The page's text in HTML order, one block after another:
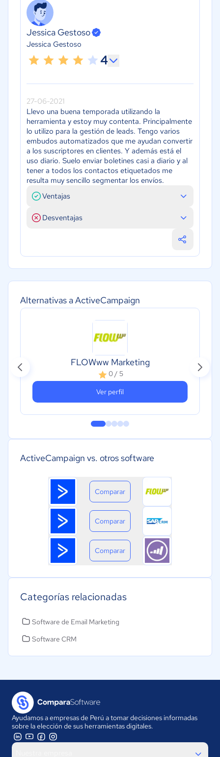
Alternativas a ActiveCampaign
FLOWww Marketing
0 / 5
Ver perfil
ActiveCampaign vs. otros software
Comparar
Comparar
Comparar
Categorías relacionadas
Software de Email Marketing
Software CRM
Jessica Gestoso
Jessica Gestoso
4
27-06-2021
Llevo una buena temporada utilizando la
herramienta y estoy muy contenta. Principalmente
lo utilizo para la gestión de leads. Tengo varios
embudos automatizados que me ayudan convertir
a los suscriptores en clientes. Y además está el
uso diario. Suelo enviar boletines casi a diario y al
tener a todos los contactos etiquetados me
resulta muy sencillo segmentar los envíos.
Ventajas
Desventajas
Ayudamos a empresas de Perú a tomar decisiones informadas
sobre la elección de sus herramientas digitales.